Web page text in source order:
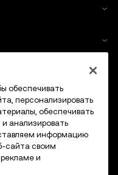
обеспечивать
персонализировать
обеспечивать
анализировать
информацию
сайта своим
и